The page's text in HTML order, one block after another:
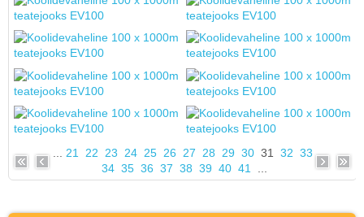
21 22 23 24 25 26 27 28 29 30 31 32 33
34 35 36 37 38 39 40 41